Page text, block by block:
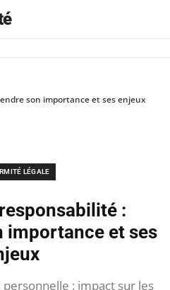
son importance et ses enjeux
LÉGALE
:
importance et ses
personnelle : impact sur les